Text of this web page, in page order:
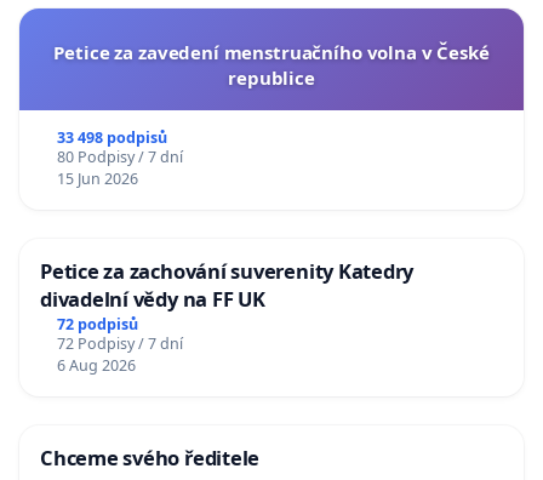
Petice za zavedení menstruačního volna v České
republice
33 498 podpisů
80 Podpisy / 7 dní
15 Jun 2026
Petice za zachování suverenity Katedry
divadelní vědy na FF UK
72 podpisů
72 Podpisy / 7 dní
6 Aug 2026
Chceme svého ředitele